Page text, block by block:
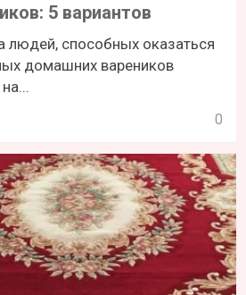
5 вариантов
людей, способных оказаться
домашних вареников
0